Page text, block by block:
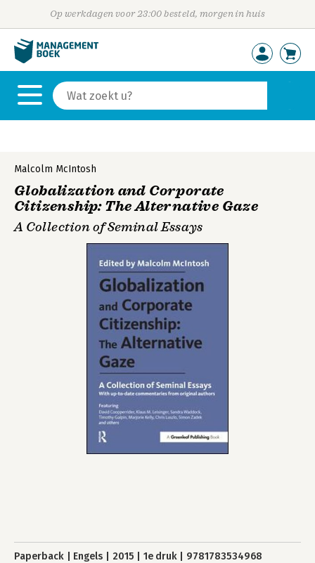
Op werkdagen voor 23:00 besteld, morgen in huis
Malcolm McIntosh
Globalization and Corporate
Citizenship: The Alternative Gaze
A Collection of Seminal Essays
Paperback Engels 2015 1e druk 9781783534968